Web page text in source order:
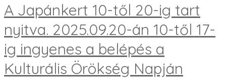
A Japánkert 10-től 20-ig tart
nyitva. 2025.09.20-án 10-től 17-
ig ingyenes a belépés a
Kulturális Örökség Napján